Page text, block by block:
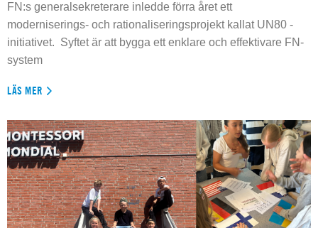
FN:s generalsekreterare inledde förra året ett
moderniserings- och rationaliseringsprojekt kallat UN80 -
initiativet. Syftet är att bygga ett enklare och effektivare FN-
system
LÄS MER